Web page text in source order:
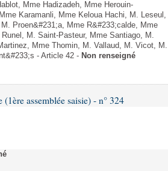
Mme Hadizadeh, Mme Herouin-
Karamanli, Mme Keloua Hachi, M. Leseul,
Proen&#231;a, Mme R&#233;calde, Mme
M. Saint-Pasteur, Mme Santiago, M.
Mme Thomin, M. Vallaud, M. Vicot, M.
- Article 42 - Non renseigné
assemblée saisie) - n° 324